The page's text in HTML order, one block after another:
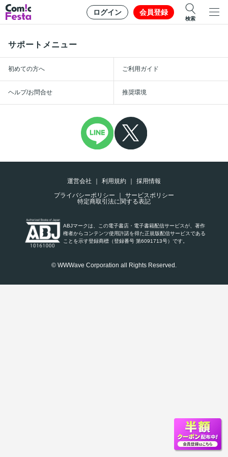
ログイン 会員登録
検索
サポートメニュー
初めての方へ ご利用ガイド
ヘルプ/お問合せ 推奨環境
運営会社 利用規約
採用情報
プライバシーポリシー
サービスポリシー
特定商取引法に関する表記
ABJマークは、この電子書店・電子書籍配信サービスが、著作
権者からコンテンツ使用許諾を得た正規版配信サービスである
ことを示す登録商標（登録番号 第6091713号）です。
© WWWave Corporation all Rights Reserved.